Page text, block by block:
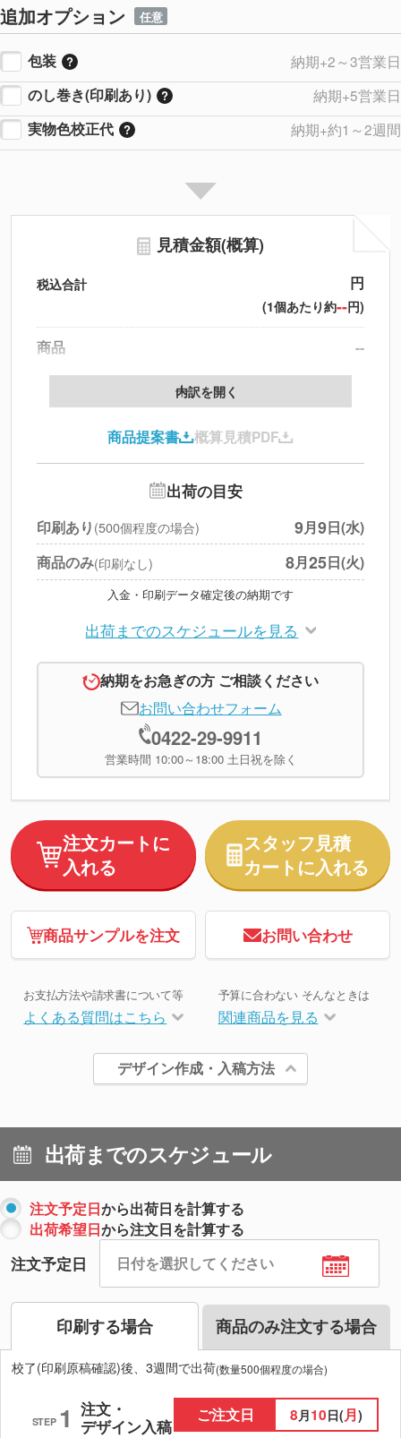
追加オプション 任意
包装
納期+2～3営業日
のし巻き(印刷あり)
納期+5営業日
実物色校正代
納期+約1～2週間
見積金額(概算)
税込合計 円
(1個あたり約--円)
商品
--
製版代
印刷代
北海道・沖縄・離島 別途
円
※上記小計は税別です
内訳を開く
商品提案書 概算見積PDF
出荷の目安
印刷あり (500個程度の場合) 9月9日(水)
商品のみ(印刷なし) 8月25日(火)
入金・印刷データ確定後の納期です
出荷までのスケジュールを見る
納期をお急ぎの方 ご相談ください
お問い合わせフォーム
0422-29-9911
営業時間 10:00～18:00 土日祝を除く
注文カートに
入れる
スタッフ見積
カートに入れる
商品サンプルを注文 お問い合わせ
お支払方法や請求書について等
よくある質問はこちら
予算に合わない そんなときは
関連商品を見る
デザイン作成・入稿方法
出荷までのスケジュール
注文予定日から出荷日を計算する
出荷希望日から注文日を計算する
注文予定日
印刷する場合 商品のみ注文する場合
校了(印刷原稿確認)後、3週間で出荷(数量500個程度の場合)
STEP 1 注文・
デザイン入稿
ご注文日 8月10日(月)